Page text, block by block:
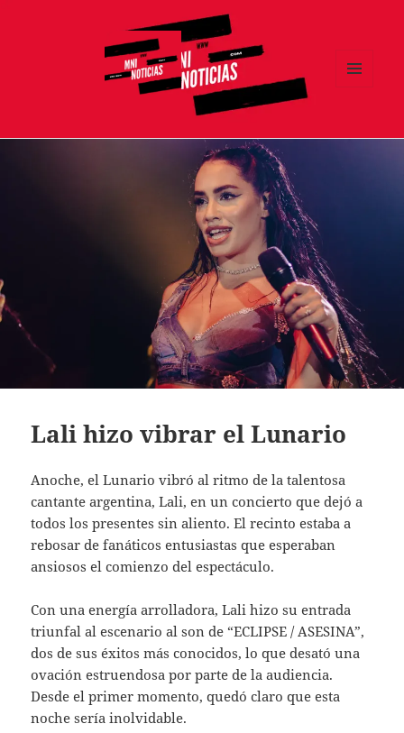
Lali hizo vibrar el Lunario
Anoche, el Lunario vibró al ritmo de la talentosa
cantante argentina, Lali, en un concierto que dejó a
todos los presentes sin aliento. El recinto estaba a
rebosar de fanáticos entusiastas que esperaban
ansiosos el comienzo del espectáculo.
Con una energía arrolladora, Lali hizo su entrada
triunfal al escenario al son de “ECLIPSE / ASESINA”,
dos de sus éxitos más conocidos, lo que desató una
ovación estruendosa por parte de la audiencia.
Desde el primer momento, quedó claro que esta
noche sería inolvidable.